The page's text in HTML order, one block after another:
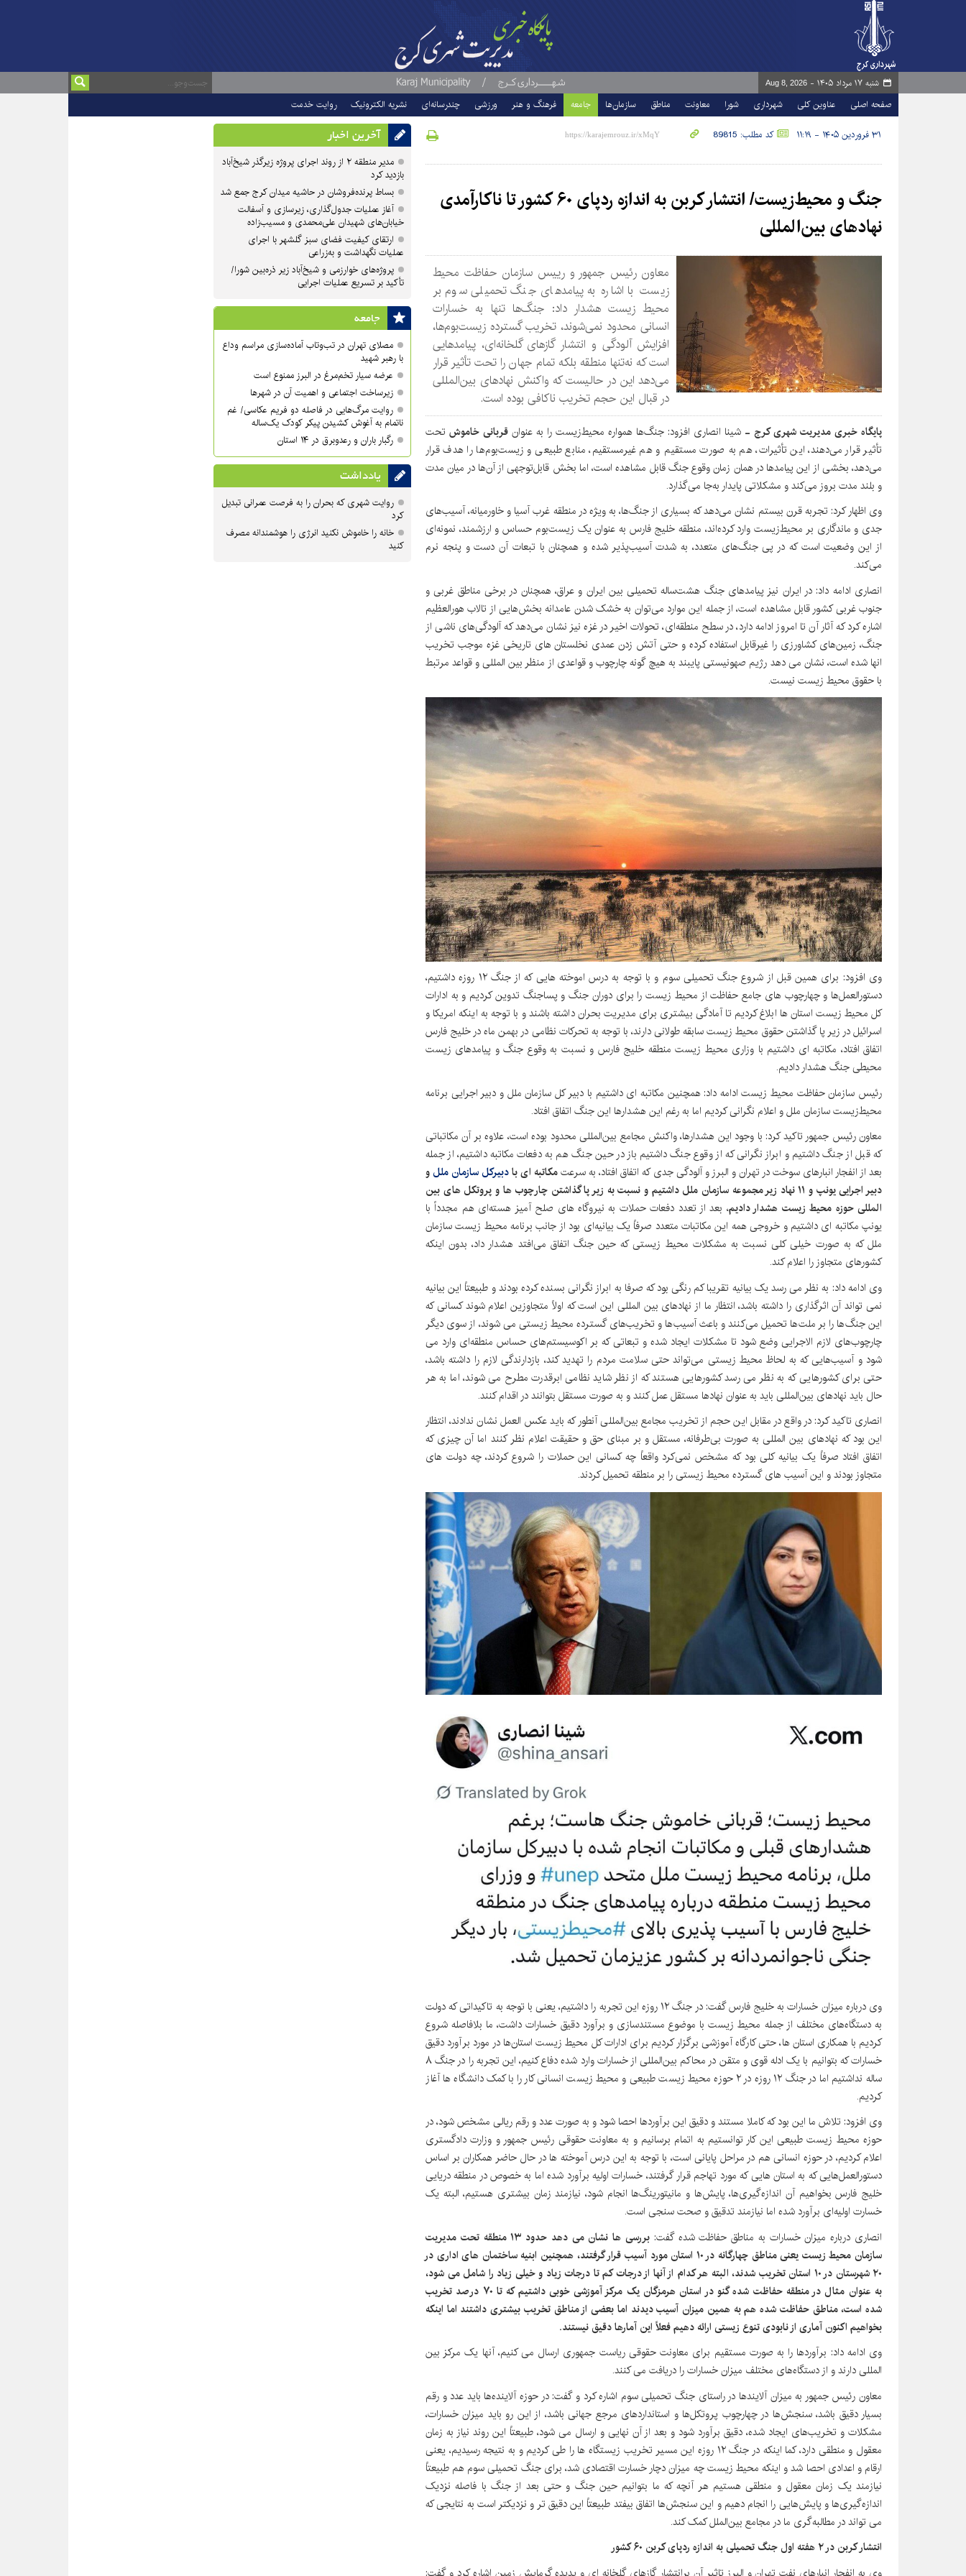
شنبه ۱۷ مرداد ۱۴۰۵ - Aug 8, 2026
صفحه اصلی عناوین کلی شهرداری شورا معاونت مناطق سازمان‌ها جامعه فرهنگ و هنر ورزشی چندرسانه‌ای نشریه الکترونیک روایت خدمت
۳۱ فروردین ۱۴۰۵ - ۱۱:۱۹ کد مطلب: 89815
جنگ و محیط‌زیست/ انتشار کربن به اندازه ردپای ۶۰ کشور تا ناکارآمدی
نهادهای بین‌المللی
معاون رئیس جمهور و رییس سازمان حفاظت محیط
زیست با اشاره به پیامدهای جنگ تحمیلی سوم بر
محیط زیست هشدار داد: جنگ‌ها تنها به خسارات
انسانی محدود نمی‌شوند، تخریب گسترده زیست‌بوم‌ها،
افزایش آلودگی و انتشار گازهای گلخانه‌ای، پیامدهایی
است که نه‌تنها منطقه بلکه تمام جهان را تحت تأثیر قرار
می‌دهد این در حالیست که واکنش نهادهای بین‌المللی
در قبال این حجم تخریب ناکافی بوده است.
پایگاه خبری مدیریت شهری کرج - شینا انصاری افزود: جنگ‌ها همواره محیط‌زیست را به‌ عنوان قربانی خاموش تحت
تأثیر قرار می‌دهند، این تأثیرات، هم به‌ صورت مستقیم و هم غیرمستقیم، منابع طبیعی و زیست‌بوم‌ها را هدف قرار
می‌دهد، بخشی از این پیامدها در همان زمان وقوع جنگ قابل مشاهده است، اما بخش قابل‌توجهی از آن‌ها در میان‌ مدت
و بلند مدت بروز می‌کند و مشکلاتی پایدار به‌جا می‌گذارد.
وی اظهار کرد: تجربه قرن بیستم نشان می‌دهد که بسیاری از جنگ‌ها، به‌ ویژه در منطقه غرب آسیا و خاورمیانه، آسیب‌های
جدی و ماندگاری بر محیط‌زیست وارد کرده‌اند، منطقه خلیج فارس به‌ عنوان یک زیست‌بوم حساس و ارزشمند، نمونه‌ای
از این وضعیت است که در پی جنگ‌های متعدد، به‌ شدت آسیب‌پذیر شده و همچنان با تبعات آن دست‌ و پنجه نرم
می‌کند.
انصاری ادامه داد: در ایران نیز پیامدهای جنگ هشت‌ساله تحمیلی بین ایران و عراق، همچنان در برخی مناطق غربی و
جنوب‌ غربی کشور قابل مشاهده است، از جمله این موارد می‌توان به خشک‌ شدن عامدانه بخش‌هایی از تالاب هورالعظیم
اشاره کرد که آثار آن تا امروز ادامه دارد، در سطح منطقه‌ای، تحولات اخیر در غزه نیز نشان می‌دهد که آلودگی‌های ناشی از
جنگ، زمین‌های کشاورزی را غیرقابل استفاده کرده و حتی آتش زدن عمدی نخلستان های تاریخی غزه موجب تخریب
انها شده است، نشان می دهد رژیم صهونیستی پایبند به هیچ گونه چارچوب و قواعدی از منظر بین المللی و قواعد مرتبط
با حقوق محیط زیست نیست.
وی افزود: برای همین قبل از شروع جنگ تحمیلی سوم و با توجه به درس اموخته هایی که از جنگ ۱۲ روزه داشتیم،
دستورالعمل‌ها و چهارچوب های جامع حفاظت از محیط زیست را برای دوران جنگ و پساجنگ تدوین کردیم و به ادارات
کل محیط زیست استان ها ابلاغ کردیم تا آمادگی بیشتری برای مدیریت بحران داشته باشند و با توجه به اینکه امریکا و
اسرائیل در زیر پا گذاشتن حقوق محیط زیست سابقه طولانی دارند، با توجه به تحرکات نظامی در بهمن ماه در خلیج فارس
اتفاق افتاد، مکاتبه ای داشتیم با وزاری محیط زیست منطقه خلیج فارس و نسبت به وقوع جنگ و پیامدهای زیست
محیطی جنگ هشدار دادیم.
رئیس سازمان حفاظت محیط زیست ادامه داد: همچنین مکاتبه ای داشتیم با دبیر کل سازمان ملل و دبیر اجرایی برنامه
محیط‌زیست سازمان ملل و اعلام نگرانی کردیم اما به رغم این هشدارها این جنگ اتفاق افتاد.
معاون رئیس جمهور تاکید کرد: با وجود این هشدارها، واکنش مجامع بین‌المللی محدود بوده است، علاوه بر آن مکاتباتی
که قبل از جنگ داشتیم و ابراز نگرانی که از وقوع جنگ داشتیم باز در حین جنگ هم به دفعات مکاتبه داشتیم، از جمله
بعد از انفجار انبارهای سوخت در تهران و البرز و آلودگی جدی که اتفاق افتاد، به سرعتمکاتبه ای بادبیرکل سازمان ملل و
دبیر اجرایی یونپ و ۱۱ نهاد زیر مجموعه سازمان ملل داشتیم و نسبت به زیر پا گذاشتن چارچوب ها و پروتکل های بین
المللی حوزه محیط زیست هشدار دادیم، بعد از تعدد دفعات حملات به نیروگاه های صلح آمیز هسته‌ای هم مجدداً با
یونپ مکاتبه ای داشتیم و خروجی همه این مکاتبات متعدد صرفاً یک بیانیه‌ای بود از جانب برنامه محیط زیست سازمان
ملل که به صورت خیلی کلی نسبت به مشکلات محیط زیستی که حین جنگ اتفاق می‌افتد هشدار داد، بدون اینکه
کشورهای متجاوز را اعلام کند.
وی ادامه داد: به نظر می رسد یک بیانیه تقریبا کم رنگی بود که صرفا به ابراز نگرانی بسنده کرده بودند و طبیعتاً این بیانیه
نمی تواند آن اثرگذاری را داشته باشد، انتظار ما از نهادهای بین المللی این است که اولاً متجاوزین اعلام شوند کسانی که
این جنگ‌ها را بر ملت‌ها تحمیل می‌کنند و باعث آسیب‌ها و تخریب‌های گسترده محیط زیستی می شوند، از سوی دیگر
چارچوب‌های لازم الاجرایی وضع شود تا مشکلات ایجاد شده و تبعاتی که بر اکوسیستم‌های حساس منطقه‌ای وارد می
شود و آسیب‌هایی که به لحاظ محیط زیستی می‌تواند حتی سلامت مردم را تهدید کند، بازدارندگی لازم را داشته باشد،
حتی برای کشورهایی که به نظر می رسد کشورهایی هستند که از نظر شاید نظامی ابرقدرت مطرح می شوند، اما به هر
حال باید نهادهای بین‌المللی باید به عنوان نهادها مستقل عمل کنند و به صورت مستقل بتوانند در اقدام کنند.
انصاری تاکید کرد: در واقع در مقابل این حجم از تخریب مجامع بین‌المللی آنطور که باید عکس العمل نشان ندادند، انتظار
این بود که نهادهای بین المللی به صورت بی‌طرفانه، مستقل و بر مبنای حق و حقیقت اعلام نظر کنند اما آن چیزی که
اتفاق افتاد صرفاً یک بیانیه کلی بود که مشخص نمی‌کرد واقعاً چه کسانی این حملات را شروع کردند، چه دولت های
متجاوز بودند و این آسیب های گسترده محیط زیستی را بر منطقه تحمیل کردند.
وی درباره میزان خسارات به خلیج فارس گفت: در جنگ ۱۲ روزه این تجربه را داشتیم، یعنی با توجه به تاکیداتی که دولت
به دستگاه‌های مختلف از جمله محیط زیست با موضوع مستندسازی و برآورد دقیق خسارات داشت، ما بلافاصله شروع
کردیم با همکاری استان ها، حتی کارگاه آموزشی برگزار کردیم برای ادارات کل محیط زیست استان‌ها در مورد برآورد دقیق
خسارات که بتوانیم با یک ادله قوی و متقن در محاکم بین‌المللی از خسارات وارد شده دفاع کنیم، این تجربه را در جنگ ۸
ساله نداشتیم اما در جنگ ۱۲ روزه در ۲ حوزه محیط زیست طبیعی و محیط زیست انسانی کار را با کمک دانشگاه ها آغاز
کردیم.
وی افزود: تلاش ما این بود که کاملا مستند و دقیق این برآوردها احصا شود و به صورت عدد و رقم ریالی مشخص شود، در
حوزه محیط زیست طبیعی این کار توانستیم به اتمام برسانیم و به معاونت حقوقی رئیس جمهور و وزارت دادگستری
اعلام کردیم، در حوزه انسانی هم در مراحل پایانی است، با توجه به این درس‌ آموخته ها در حال حاضر همکاران بر اساس
دستورالعمل‌هایی که به استان هایی که مورد تهاجم قرار گرفتند، خسارات اولیه برآورد شده اما به خصوص در منطقه دریایی
خلیج فارس بخواهیم آن اندازه‌گیری‌ها، پایش‌ها و مانیتورینگ‌ها انجام شود، نیازمند زمان بیشتری هستیم، البته یک
خسارت اولیه‌ای برآورد شده اما نیازمند تدقیق و صحت سنجی است.
انصاری درباره میزان خسارات به مناطق حفاظت شده گفت:
بررسی ها نشان می دهد حدود ۱۳ منطقه تحت مدیریت
سازمان محیط زیست یعنی مناطق چهارگانه در ۱۰ استان مورد آسیب قرار گرفتند، همچنین ابنیه ساختمان های اداری در
۲۰ شهرستان در ۱۰ استان تخریب شدند، البته هر کدام از آنها از درجات کم تا درجات زیاد و خیلی زیاد را شامل می شود،
به عنوان مثال در منطقه حفاظت شده گنو در استان هرمزگان یک مرکز آموزشی خوبی داشتیم که تا ۷۰ درصد تخریب
شده است، مناطق حفاظت شده هم به همین میزان آسیب دیدند اما بعضی از مناطق تخریب بیشتری داشتند اما اینکه
بخواهیم اکنون آماری از نابودی تنوع زیستی ارائه دهیم فعلاً این آمارها دقیق نیستند.
وی ادامه داد: برآوردها را به صورت مستقیم برای معاونت حقوقی ریاست جمهوری ارسال می کنیم، آنها یک مرکز بین
المللی دارند و از دستگاه‌های مختلف میزان خسارات را دریافت می کنند.
معاون رئیس جمهور به میزان آلایندها در راستای جنگ تحمیلی سوم اشاره کرد و گفت: در حوزه آلاینده‌ها باید عدد و رقم
بسیار دقیق باشد، سنجش‌ها در چهارچوب پروتکل‌ها و استانداردهای مرجع جهانی باشد، از این رو باید میزان خسارات،
مشکلات و تخریب‌های ایجاد شده، دقیق برآورد شود و بعد از آن نهایی و ارسال می شود، طبیعتاً این روند نیاز به زمان
معقول و منطقی دارد، کما اینکه در جنگ ۱۲ روزه این مسیر تخریب زیستگاه ها را طی کردیم و به نتیجه رسیدیم، یعنی
ارقام و اعدادی احصا شد و اینکه محیط زیست چه میزان دچار خسارت اقتصادی شد، برای جنگ تحمیلی سوم هم طبیعتاً
نیازمند یک زمان معقول و منطقی هستیم هر آنچه که ما بتوانیم حین جنگ و حتی بعد از جنگ با فاصله نزدیک
اندازه‌گیری‌ها و پایش‌هایی را انجام دهیم و این سنجش‌ها اتفاق بیفتد طبیعتاً این دقیق تر و نزدیکتر است به نتایجی که
می تواند در مطالبه‌گری ما در مجامع بین‌الملل کمک کند.
انتشار کربن در ۲ هفته اول جنگ تحمیلی به اندازه ردپای کربن ۶۰ کشور
آخرین اخبار
مدیر منطقه ۲ از روند اجرای پروژه زیرگذر شیخ‌آباد
بازدید کرد
بساط پرنده‌فروشان در حاشیه میدان کرج جمع شد
آغاز عملیات جدول‌گذاری، زیرسازی و آسفالت
خیابان‌های شهیدان علی‌محمدی و مسیب‌زاده
ارتقای کیفیت فضای سبز گلشهر با اجرای
عملیات نگهداشت و به‌زراعی
پروژه‌های خوارزمی و شیخ‌آباد زیر ذره‌بین شورا/
تأکید بر تسریع عملیات اجرایی
جامعه
مصلای تهران در تب‌وتاب آماده‌سازی مراسم وداع
با رهبر شهید
عرضه سیار تخم‌مرغ در البرز ممنوع است
زیرساخت اجتماعی و اهمیت آن در شهرها
روایت مرگ‌هایی در فاصله دو فریم عکاسی/ غم
ناتمام به آغوش کشیدن پیکر کودک یک‌ساله
رگبار باران و رعدوبرق در ۱۴ استان
یادداشت
روایت شهری که بحران را به فرصت عمرانی تبدیل
کرد
خانه را خاموش نکنید انرژی را هوشمندانه مصرف
کنید